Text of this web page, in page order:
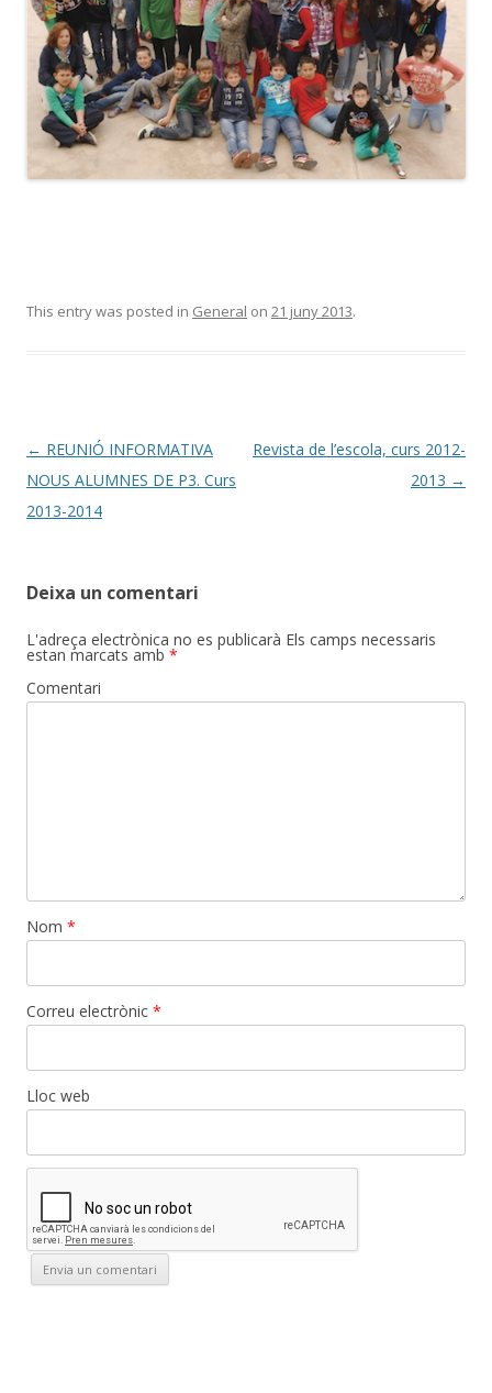
This entry was posted in General on 21 juny 2013.
Post
navigation
← REUNIÓ INFORMATIVA
NOUS ALUMNES DE P3. Curs
2013-2014
Revista de l’escola, curs 2012-
2013 →
Deixa un comentari
L'adreça electrònica no es publicarà Els camps necessaris
estan marcats amb *
Comentari
Nom *
Correu electrònic *
Lloc web